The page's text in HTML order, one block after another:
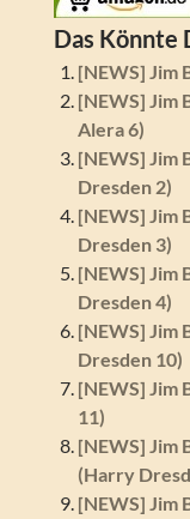
Das Könnte
[NEWS] Jim
[NEWS] Jim
Alera 6)
[NEWS] Jim
Dresden 2)
[NEWS] Jim
Dresden 3)
[NEWS] Jim
Dresden 4)
[NEWS] Jim
Dresden 10)
[NEWS] Jim
11)
[NEWS] Jim
(Harry
[NEWS] Jim